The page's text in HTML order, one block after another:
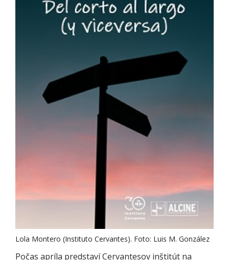
Lola Montero (Instituto Cervantes). Foto: Luis M. González
Počas apríla predstaví Cervantesov inštitút na